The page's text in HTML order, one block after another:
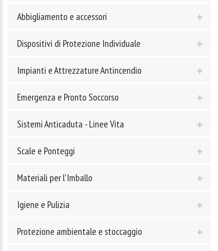
Abbigliamento e accessori
Dispositivi di Protezione Individuale
Impianti e Attrezzature Antincendio
Emergenza e Pronto Soccorso
Sistemi Anticaduta - Linee Vita
Scale e Ponteggi
Materiali per l'Imballo
Igiene e Pulizia
Protezione ambientale e stoccaggio